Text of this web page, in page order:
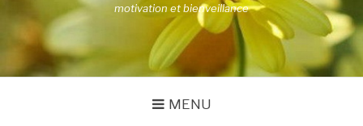
motivation et bienveillance
MENU